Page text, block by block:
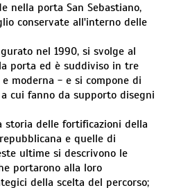
nella porta San Sebastiano,
conservate all'interno delle
nel 1990, si svolge al
porta ed è suddiviso in tre
moderna - e si compone di
cui fanno da supporto disegni
storia delle fortificazioni della
e quelle di
ultime si descrivono le
portarono alla loro
della scelta del percorso;